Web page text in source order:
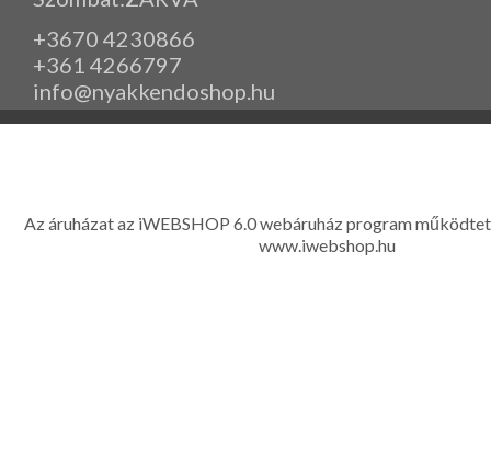
+3670 4230866
+361 4266797
info@nyakkendoshop.hu
Az áruházat az iWEBSHOP 6.0 webáruház program
www.iwebshop.hu